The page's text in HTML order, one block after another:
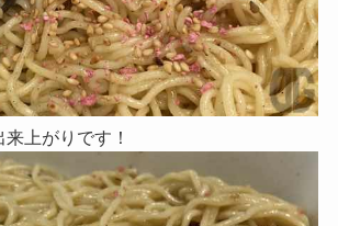
上がりです！